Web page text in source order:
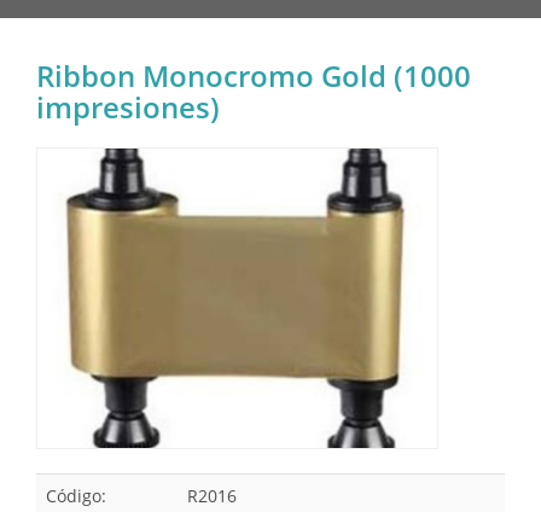
Ribbon Monocromo Gold (1000
impresiones)
Código:
R2016